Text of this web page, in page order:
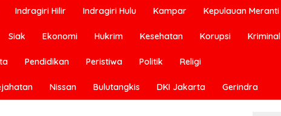
Indragiri Hilir Indragiri Hulu Kampar Kepulauan Meranti
Siak Ekonomi Hukrim Kesehatan Korupsi Kriminal
Pendidikan Peristiwa Politik Religi
Nissan Bulutangkis DKI Jakarta Gerindra